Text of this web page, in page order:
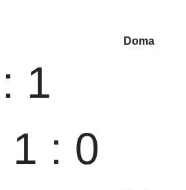
Doma
1
1 : 0